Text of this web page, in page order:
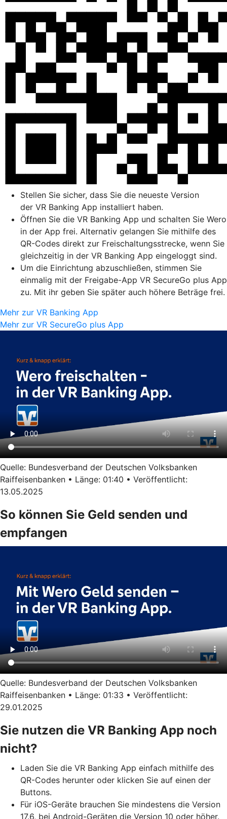
Stellen Sie sicher, dass Sie die neueste Version
der VR Banking App installiert haben.
Öffnen Sie die VR Banking App und schalten Sie Wero
in der App frei. Alternativ gelangen Sie mithilfe des
QR-Codes direkt zur Freischaltungsstrecke, wenn Sie
gleichzeitig in der VR Banking App eingeloggt sind.
Um die Einrichtung abzuschließen, stimmen Sie
einmalig mit der Freigabe-App VR SecureGo plus App
zu. Mit ihr geben Sie später auch höhere Beträge frei.
Mehr zur VR Banking App
Mehr zur VR SecureGo plus App
Quelle: Bundesverband der Deutschen Volksbanken
Raiffeisenbanken • Länge: 01:40 • Veröffentlicht:
13.05.2025
So können Sie Geld senden und
empfangen
Quelle: Bundesverband der Deutschen Volksbanken
Raiffeisenbanken • Länge: 01:33 • Veröffentlicht:
29.01.2025
Sie nutzen die VR Banking App noch
nicht?
Laden Sie die VR Banking App einfach mithilfe des
QR-Codes herunter oder klicken Sie auf einen der
Buttons.
Für iOS-Geräte brauchen Sie mindestens die Version
17.6, bei Android-Geräten die Version 10 oder höher.